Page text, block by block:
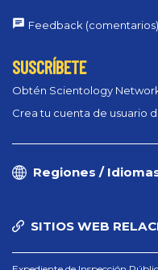
Feedback (comentarios)
SUSCRÍBETE
Obtén Scientology
Crea tu cuenta de usuario
Regiones /
SITIOS WEB